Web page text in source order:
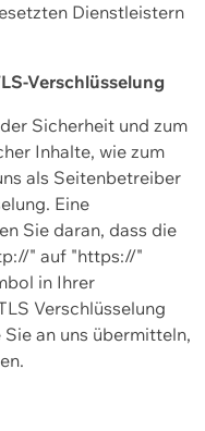
Dienstleistern
Verschlüsselung
Sicherheit und zum
Inhalte, wie zum
als Seitenbetreiber
Eine
Sie daran, dass die
" auf "https://"
in Ihrer
Verschlüsselung
an uns übermitteln,